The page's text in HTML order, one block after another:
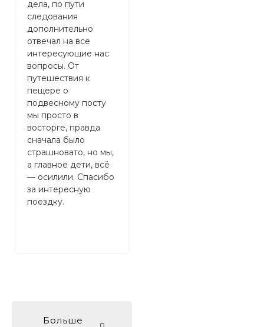
дела, по пути
следования
дополнительно
отвечал на все
интересующие нас
вопросы. От
путешествия к
пещере о
подвесному посту
мы просто в
восторге, правда
сначала было
страшновато, но мы,
а главное дети, всë
— осилили. Спасибо
за интересную
поездку.
Больше